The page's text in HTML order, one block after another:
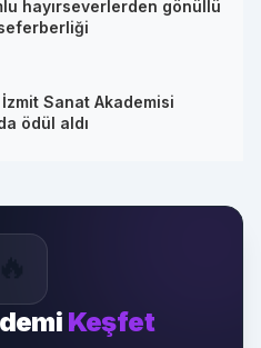
hayırseverlerden gönüllü
Sanat Akademisi
ödül aldı
Keşfet